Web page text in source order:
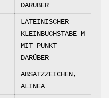
DARÜBER
LATEINISCHER
KLEINBUCHSTABE M
MIT PUNKT
DARÜBER
ABSATZZEICHEN,
ALINEA